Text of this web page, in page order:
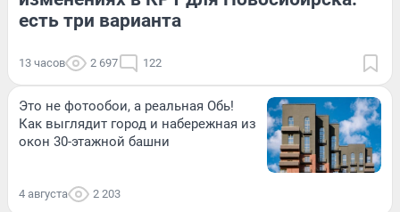
есть три варианта
13 часов 2 697 122
Это не фотообои, а реальная Обь!
Как выглядит город и набережная из
окон 30-этажной башни
4 августа 2 203
ПРОИСШЕСТВИЯ